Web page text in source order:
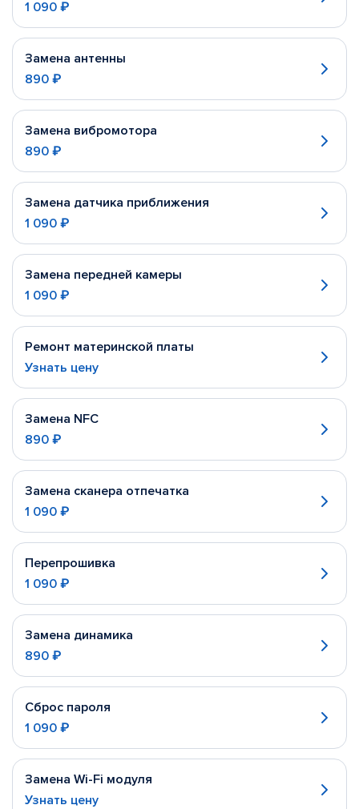
1 090 ₽
Замена антенны
890 ₽
Замена вибромотора
890 ₽
Замена датчика приближения
1 090 ₽
Замена передней камеры
1 090 ₽
Ремонт материнской платы
Узнать цену
Замена NFC
890 ₽
Замена сканера отпечатка
1 090 ₽
Перепрошивка
1 090 ₽
Замена динамика
890 ₽
Сброс пароля
1 090 ₽
Замена Wi-Fi модуля
Узнать цену